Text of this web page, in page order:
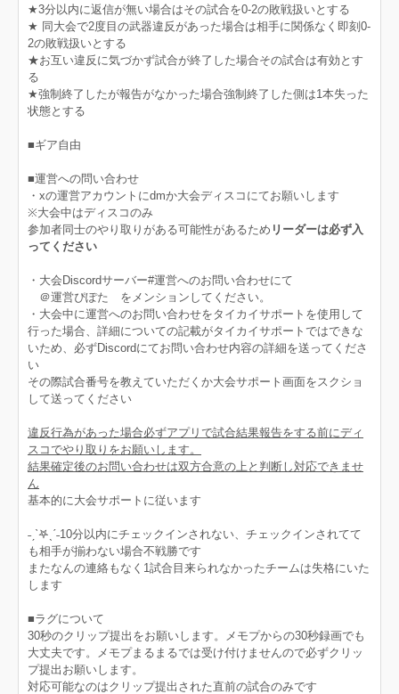
★3分以内に返信が無い場合はその試合を0-2の敗戦扱いとする
★ 同大会で2度目の武器違反があった場合は相手に関係なく即刻0-
2の敗戦扱いとする
★お互い違反に気づかず試合が終了した場合その試合は有効とす
る
★強制終了したが報告がなかった場合強制終了した側は1本失った
状態とする
■ギア自由
■運営への問い合わせ
・xの運営アカウントにdmか大会ディスコにてお願いします
※大会中はディスコのみ
参加者同士のやり取りがある可能性があるため リーダーは必ず入
ってください
・大会Discordサーバー#運営へのお問い合わせにて
＠運営ぴぽた をメンションしてください。
・大会中に運営へのお問い合わせをタイカイサポートを使用して
行った場合、詳細についての記載がタイカイサポートではできな
いため、必ずDiscordにてお問い合わせ内容の詳細を送ってくださ
い
その際試合番号を教えていただくか大会サポート画面をスクショ
して送ってください
違反行為があった場合必ずアプリで試合結果報告をする前にディ
スコでやり取りをお願いします。
結果確定後のお問い合わせは双方合意の上と判断し対応できませ
ん
基本的に大会サポートに従います
˗ˏˋ𖤐ˎˊ˗10分以内にチェックインされない、チェックインされてて
も相手が揃わない場合不戦勝です
またなんの連絡もなく1試合目来られなかったチームは失格にいた
します
■ラグについて
30秒のクリップ提出をお願いします。メモプからの30秒録画でも
大丈夫です。メモプまるまるでは受け付けませんので必ずクリッ
プ提出お願いします。
対応可能なのはクリップ提出された直前の試合のみです